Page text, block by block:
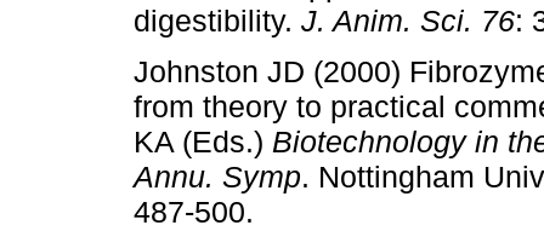
digestibility. J. Anim. Sci. 76:
Johnston JD (2000)
from theory to practical
KA (Eds.) Biotechnology in
Annu. Symp. Nottingham
487-500.